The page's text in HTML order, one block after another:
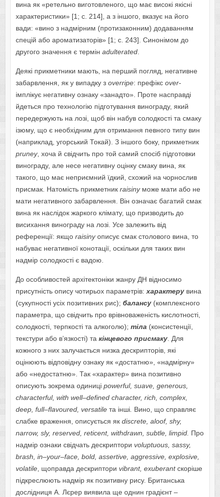
вина як «ретельно виготовленого, що має високі якісні
характеристики» [1; c. 214], а з іншого, вказує на його
вади: «вино з надмірним (протизаконним) додаванням
спецій або ароматизаторів» [1; c. 243]. Синонімом до
другого значення є термін adulterated.
Деякі прикметники мають, на перший погляд, негативне
забарвлення, як у випадку з overripe: префікс over-
імплікує негативну ознаку «занадто». Проте насправді
йдеться про технологію підготування винограду, який
передержують на лозі, щоб він набув солодкості та смаку
ізюму, що є необхідним для отримання певного типу вин
(наприклад, угорський Токай). З іншого боку, прикметник
pruney, хоча й свідчить про той самий спосіб підготовки
винограду, але несе негативну оцінку смаку вина, як
такого, що має неприємний їдкий, схожий на чорнослив
присмак. Натомість прикметник raisinyможе мати або не
мати негативного забарвлення. Він означає багатий смак
вина як наслідок жаркого клімату, що призводить до
висихання винограду на лозі. Усе залежить від
референції: якщо raisinyописує смак столового вина, то
набуває негативної конотації, оскільки для таких вин
надмір солодкості є вадою.
До особливостей архітектоніки жанру ДН відносимо
присутність опису чотирьох параметрів:характерувина
(сукупності усіх позитивних рис); балансу(комплексного
параметра, що свідчить про врівноваженість кислотності,
солодкості, терпкості та алкоголю); тіла(консистенції,
текстури або в’язкості) та кінцевого присмаку. Для
кожного з них залучається низка дескрипторів, які
оцінюють відповідну ознаку як «достатню», «надмірну»
або «недостатню». Так «характер» вина позитивно
описують зокрема одиниці powerful, suave, generous,
characterful, with well–defined character, rich, complex,
deep, full–flavoured, versatile та інші. Вино, що справляє
слабке враження, описується як discrete, aloof, shy,
narrow, sly, reserved, reticent, withdrawn, subtle, limpid. Про
надмір ознаки свідчать дескриптори voluptuous, sassy,
brash, in–your–face, bold, assertive, aggressive, explosive,
volatile, щоправда дескриптори vibrant, exuberantскоріше
підкреслюють надмір як позитивну рису. Британська
дослідниця А. Лєрер виявила ще однин градієнт –